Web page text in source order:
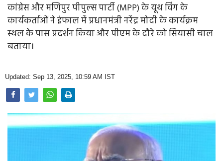
Farm & Food
Opinion
Photo Gallery
Home
कांग्रेस और मणिपुर पीपुल्स पार्टी (MPP) के यूथ विंग के
कार्यकर्ताओं ने इंफाल में प्रधानमंत्री नरेंद्र मोदी के कार्यक्रम
स्थल के पास प्रदर्शन किया और पीएम के दौरे को सियासी चाल
बताया।
Updated: Sep 13, 2025, 10:59 AM IST